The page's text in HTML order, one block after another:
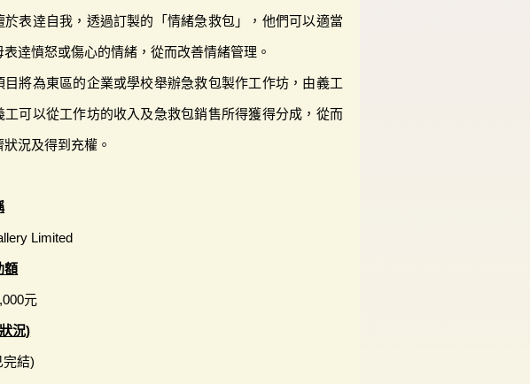
於表逹自我，透過訂製的「情緒急救包」，他們可以適當
表逹憤怒或傷心的情緒，從而改善情緒管理。
目將為東區的企業或學校舉辦急救包製作工作坊，由義工
工可以從工作坊的收入及急救包銷售所得獲得分成，從而
狀況及得到充權。
Limited
額
元
況)
完結)